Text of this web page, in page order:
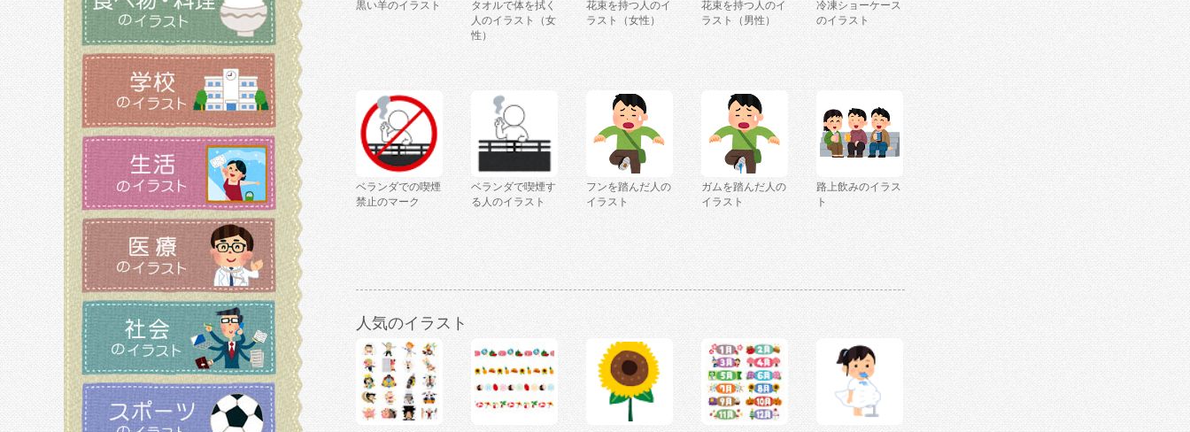
黒い羊のイラスト
タオルで体を拭く
人のイラスト（女
性）
花束を持つ人のイ
ラスト（女性）
花束を持つ人のイ
ラスト（男性）
冷凍ショーケース
のイラスト
ベランダでの喫煙
禁止のマーク
ベランダで喫煙す
る人のイラスト
フンを踏んだ人の
イラスト
ガムを踏んだ人の
イラスト
路上飲みのイラス
ト
人気のイラスト